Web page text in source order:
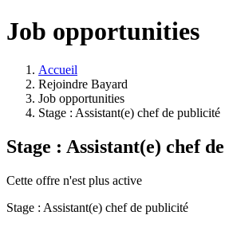
Job opportunities
Accueil
Rejoindre Bayard
Job opportunities
Stage : Assistant(e) chef de publicité
Stage : Assistant(e) chef
Cette offre n'est plus active
Stage : Assistant(e) chef de publicité